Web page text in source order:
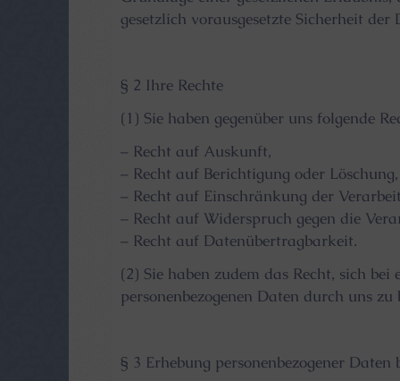
gesetzlich vorausgesetzte Sicherheit
§ 2 Ihre Rechte
(1) Sie haben gegenüber uns folgende
– Recht auf Auskunft,
– Recht auf Berichtigung oder Löschung,
– Recht auf Einschränkung der
– Recht auf Widerspruch gegen die
– Recht auf Datenübertragbarkeit.
(2) Sie haben zudem das Recht, sich
personenbezogenen Daten durch uns zu
§ 3 Erhebung personenbezogener Daten